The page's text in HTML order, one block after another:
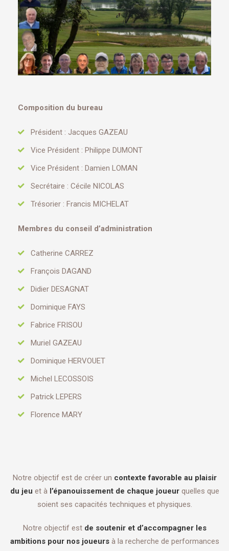
Composition du bureau
Président : Jacques GAZEAU
Vice Président : Philippe DUMONT
Vice Président : Damien LOMAN
Secrétaire : Cécile NICOLAS
Trésorier : Francis MICHELAT
Membres du conseil d’administration
Catherine CARREZ
François DAGAND
Didier DESAGNAT
Dominique FAYS
Fabrice FRISOU
Muriel GAZEAU
Dominique HERVOUET
Michel LECOSSOIS
Patrick LEPERS
Florence MARY
Notre objectif est de créer un contexte favorable au plaisir
du jeu et à l’épanouissement de chaque joueurquelles que
soient ses capacités techniques et physiques.
Notre objectif est de soutenir et d’accompagner les
ambitions pour nos joueursà la recherche de performances